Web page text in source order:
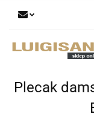
Plecak